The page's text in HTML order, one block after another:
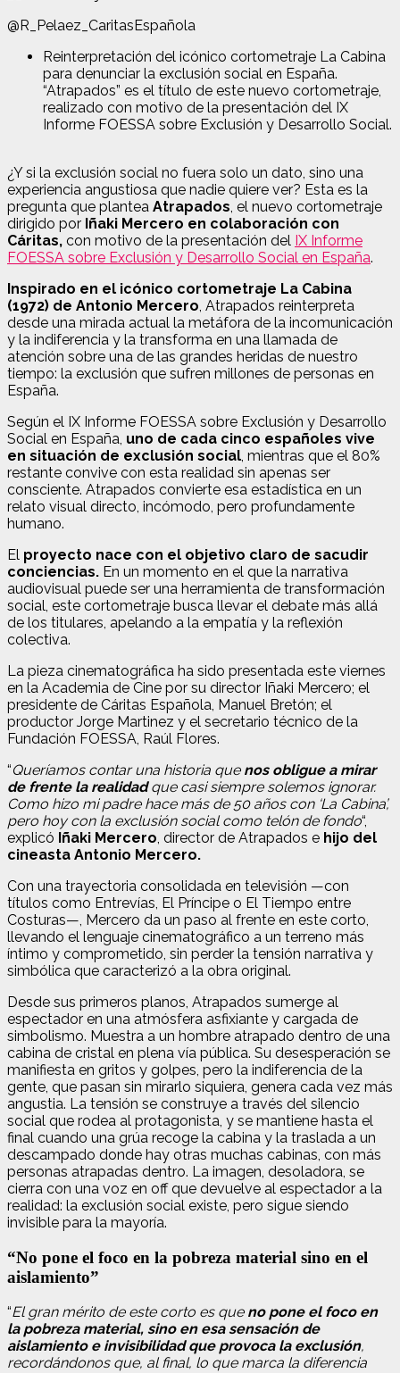
@R_Pelaez_CaritasEspañola
Reinterpretación del icónico cortometraje La Cabina
para denunciar la exclusión social en España.
“Atrapados” es el título de este nuevo cortometraje,
realizado con motivo de la presentación del IX
Informe FOESSA sobre Exclusión y Desarrollo Social.
¿Y si la exclusión social no fuera solo un dato, sino una
experiencia angustiosa que nadie quiere ver? Esta es la
pregunta que plantea Atrapados, el nuevo cortometraje
dirigido por Iñaki Mercero en colaboración con
Cáritas, con motivo de la presentación del IX Informe
FOESSA sobre Exclusión y Desarrollo Social en España.
Inspirado en el icónico cortometraje La Cabina
(1972) de Antonio Mercero, Atrapados reinterpreta
desde una mirada actual la metáfora de la incomunicación
y la indiferencia y la transforma en una llamada de
atención sobre una de las grandes heridas de nuestro
tiempo: la exclusión que sufren millones de personas en
España.
Según el IX Informe FOESSA sobre Exclusión y Desarrollo
Social en España, uno de cada cinco españoles vive
en situación de exclusión social, mientras que el 80%
restante convive con esta realidad sin apenas ser
consciente. Atrapados convierte esa estadística en un
relato visual directo, incómodo, pero profundamente
humano.
El proyecto nace con el objetivo claro de sacudir
conciencias. En un momento en el que la narrativa
audiovisual puede ser una herramienta de transformación
social, este cortometraje busca llevar el debate más allá
de los titulares, apelando a la empatía y la reflexión
colectiva.
La pieza cinematográfica ha sido presentada este viernes
en la Academia de Cine por su director Iñaki Mercero; el
presidente de Cáritas Española, Manuel Bretón; el
productor Jorge Martinez y el secretario técnico de la
Fundación FOESSA, Raúl Flores.
“Queríamos contar una historia quenos obligue a mirar
de frente la realidadque casi siempre solemos ignorar.
Como hizo mi padre hace más de 50 años con ‘La Cabina’,
pero hoy con la exclusión social como telón de fondo“,
explicó Iñaki Mercero, director de Atrapados e hijo del
cineasta Antonio Mercero.
Con una trayectoria consolidada en televisión —con
títulos como Entrevías, El Príncipe o El Tiempo entre
Costuras—, Mercero da un paso al frente en este corto,
llevando el lenguaje cinematográfico a un terreno más
íntimo y comprometido, sin perder la tensión narrativa y
simbólica que caracterizó a la obra original.
Desde sus primeros planos, Atrapados sumerge al
espectador en una atmósfera asfixiante y cargada de
simbolismo. Muestra a un hombre atrapado dentro de una
cabina de cristal en plena vía pública. Su desesperación se
manifiesta en gritos y golpes, pero la indiferencia de la
gente, que pasan sin mirarlo siquiera, genera cada vez más
angustia. La tensión se construye a través del silencio
social que rodea al protagonista, y se mantiene hasta el
final cuando una grúa recoge la cabina y la traslada a un
descampado donde hay otras muchas cabinas, con más
personas atrapadas dentro. La imagen, desoladora, se
cierra con una voz en off que devuelve al espectador a la
realidad: la exclusión social existe, pero sigue siendo
invisible para la mayoría.
“No pone el foco en la pobreza material sino en el
aislamiento”
“El gran mérito de este corto es que no pone el foco en
la pobreza material, sino en esa sensación de
aislamiento e invisibilidad que provoca la exclusión,
recordándonos que, al final, lo que marca la diferencia